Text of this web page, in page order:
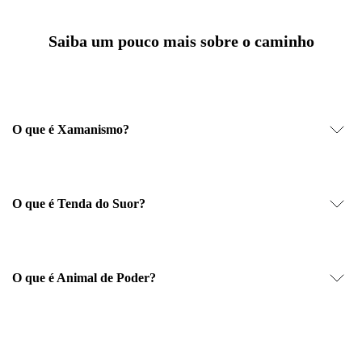
Saiba um pouco mais sobre o caminho
O que é Xamanismo?
O que é Tenda do Suor?
O que é Animal de Poder?